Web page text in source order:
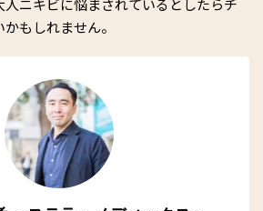
ニキビに悩まされているとしたらチ
もしれません。